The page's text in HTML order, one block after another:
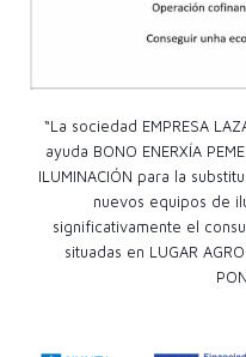
“La sociedad EMPRESA
ayuda BONO ENERXÍA
ILUMINACIÓN para la
nuevos equipos de
significativamente el
situadas en LUGAR